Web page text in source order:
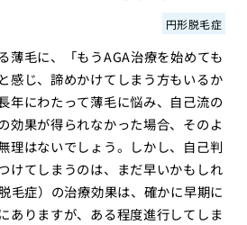
円形脱毛症
薄毛に、「もうAGA治療を始めても
感じ、諦めかけてしまう方もいるか
年にわたって薄毛に悩み、自己流の
効果が得られなかった場合、そのよ
理はないでしょう。しかし、自己判
けてしまうのは、まだ早いかもしれ
毛症）の治療効果は、確かに早期に
ありますが、ある程度進行してしま